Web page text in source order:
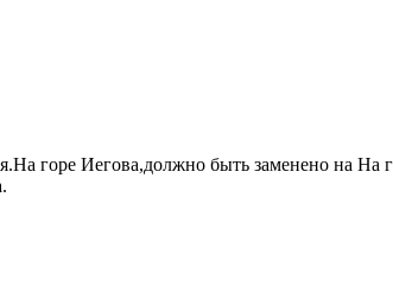
горе Иегова,должно быть заменено на